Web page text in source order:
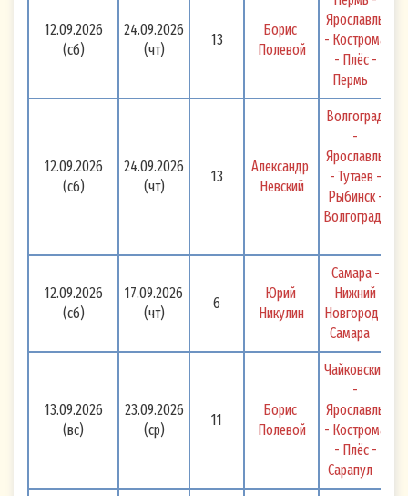
12.09.2026
(сб)
24.09.2026
(чт)
13
Борис
Полевой
Ярославль
- Кострома
- Плёс -
Пермь
12.09.2026
(сб)
24.09.2026
(чт)
13
Александр
Невский
Волгоград
-
Ярославль
- Тутаев -
Рыбинск -
Волгоград
12.09.2026
(сб)
17.09.2026
(чт)
6
Юрий
Никулин
Самара -
Нижний
Новгород -
Самара
13.09.2026
(вс)
23.09.2026
(ср)
11
Борис
Полевой
Чайковский
-
Ярославль
- Кострома
- Плёс -
Сарапул